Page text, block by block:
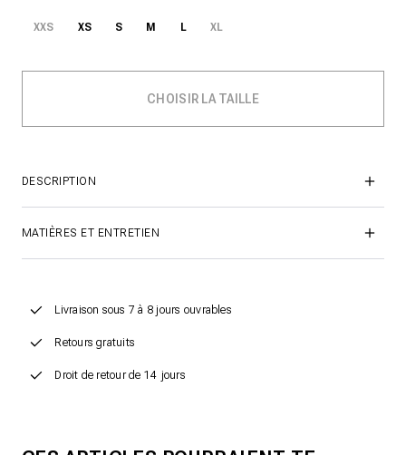
XXS XS S M L XL
DESCRIPTION
MATIÈRES ET ENTRETIEN
Livraison sous 7 à 8 jours ouvrables
Retours gratuits
Droit de retour de 14 jours